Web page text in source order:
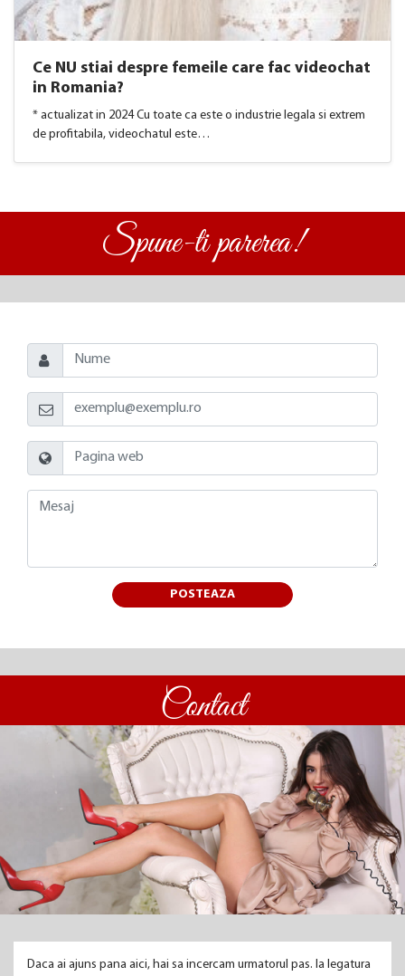
Ce NU stiai despre femeile care fac videochat
in Romania?
* actualizat in 2024 Cu toate ca este o industrie legala si extrem
de profitabila, videochatul este…
Spune-ti parerea!
POSTEAZA
Contact
Daca ai ajuns pana aici, hai sa incercam urmatorul pas. Ia legatura